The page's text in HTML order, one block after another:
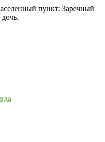
пункт: Заречный